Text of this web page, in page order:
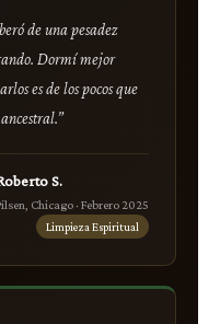
de una pesadez
Dormí mejor
es de los pocos que
S.
Chicago · Febrero 2025
Limpieza Espiritual